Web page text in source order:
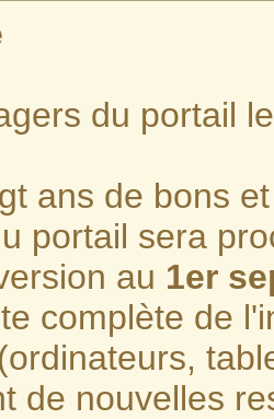
du portail
ans de bons
portail sera
au 1er
complète de
de nouvelles